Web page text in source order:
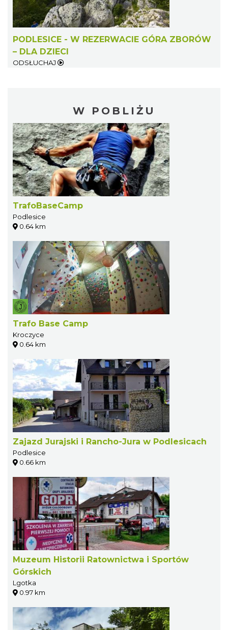
PODLESICE - W REZERWACIE GÓRA ZBORÓW
– DLA DZIECI
ODSŁUCHAJ
W POBLIŻU
TrafoBaseCamp
Podlesice
0.64 km
Trafo Base Camp
Kroczyce
0.64 km
Zajazd Jurajski i Rancho-Jura w Podlesicach
Podlesice
0.66 km
Muzeum Historii Ratownictwa i Sportów
Górskich
Lgotka
0.97 km